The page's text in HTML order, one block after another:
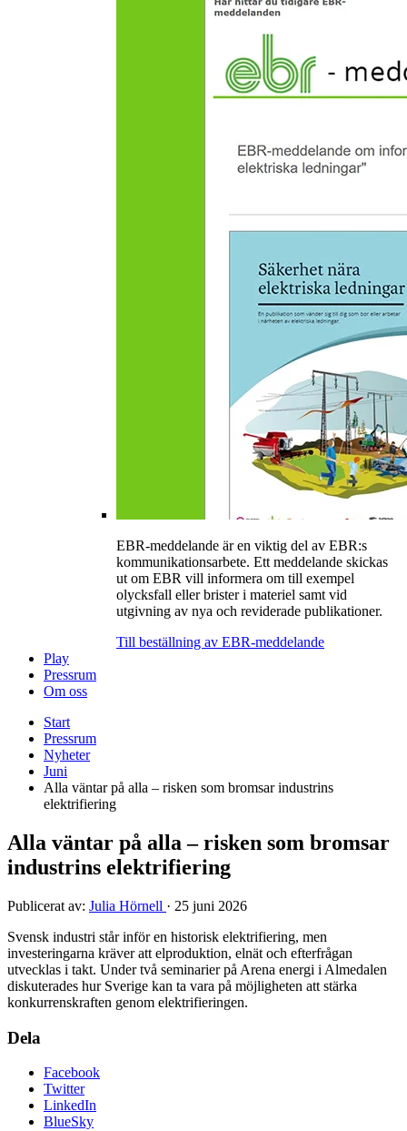
EBR-meddelande är en viktig del av EBR:s
kommunikationsarbete. Ett meddelande skickas
ut om EBR vill informera om till exempel
olycksfall eller brister i materiel samt vid
utgivning av nya och reviderade publikationer.
Till beställning av EBR-meddelande
Play
Pressrum
Om oss
Start
Pressrum
Nyheter
Juni
Alla väntar på alla – risken som bromsar industrins
elektrifiering
Alla väntar på alla – risken som bromsar
industrins elektrifiering
Publicerat av: Julia Hörnell · 25 juni 2026
Svensk industri står inför en historisk elektrifiering, men
investeringarna kräver att elproduktion, elnät och efterfrågan
utvecklas i takt. Under två seminarier på Arena energi i Almedalen
diskuterades hur Sverige kan ta vara på möjligheten att stärka
konkurrenskraften genom elektrifieringen.
Dela
Facebook
Twitter
LinkedIn
BlueSky